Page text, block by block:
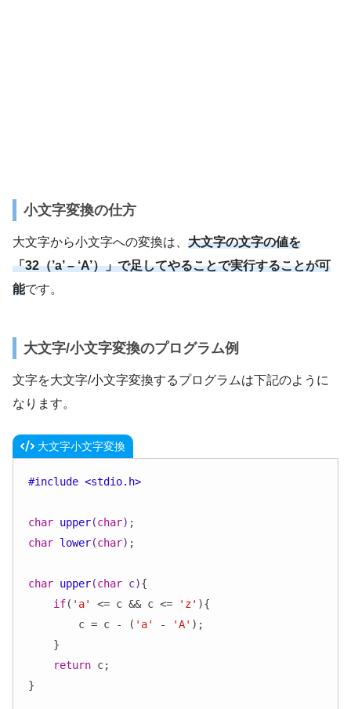
小文字変換の仕方
大文字から小文字への変換は、 大文字の文字の値を
「32（’a’ – ‘A’）」で足してやることで実行することが可
能です。
大文字/小文字変換のプログラム例
文字を大文字/小文字変換するプログラムは下記のように
なります。
大文字小文字変換
#include <stdio.h>
char upper(char)
char lower(char) ;
char upper(char c){
if( 'a' <= c && c <= 'z' ){
        c = c - (
'a' - 'A' );
return c;
}